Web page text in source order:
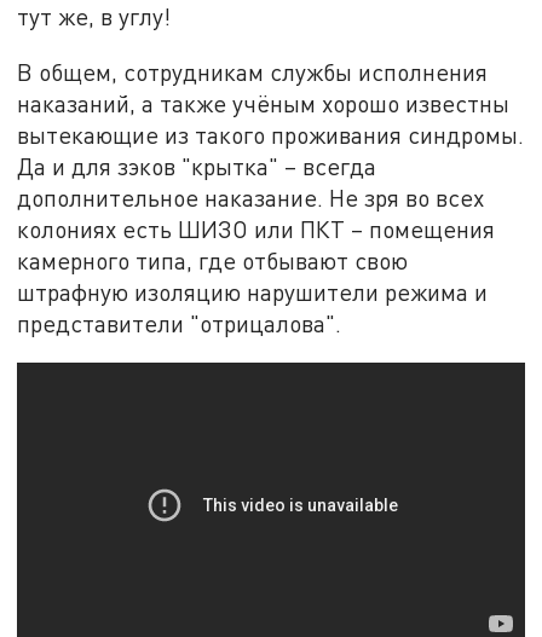
тут же, в углу!
В общем, сотрудникам службы исполнения
наказаний, а также учёным хорошо известны
вытекающие из такого проживания синдромы.
Да и для зэков "крытка" – всегда
дополнительное наказание. Не зря во всех
колониях есть ШИЗО или ПКТ – помещения
камерного типа, где отбывают свою
штрафную изоляцию нарушители режима и
представители "отрицалова".